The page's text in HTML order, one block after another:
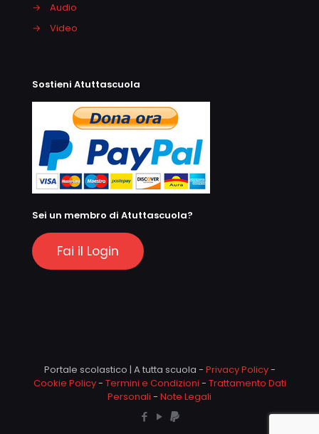
→
Audio
→
Video
Sostieni Atuttascuola
Sei un membro di Atuttascuola?
Fai il Login
Portale scolastico | A tutta scuola - Privacy Policy-
Cookie Policy- Termini e Condizioni - Trattamento Dati
Personali - Note Legali